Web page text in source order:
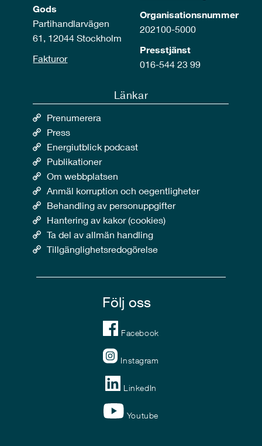
Gods
Partihandlarvägen
61, 12044 Stockholm
Fakturor
Organisationsnummer
202100-5000
Presstjänst
016-544 23 99
Länkar
Prenumerera
Press
Energiutblick podcast
Publikationer
Om webbplatsen
Anmäl korruption och oegentligheter
Behandling av personuppgifter
Hantering av kakor (cookies)
Ta del av allmän handling
Tillgänglighetsredogörelse
Följ oss
Facebook
Instagram
LinkedIn
Youtube